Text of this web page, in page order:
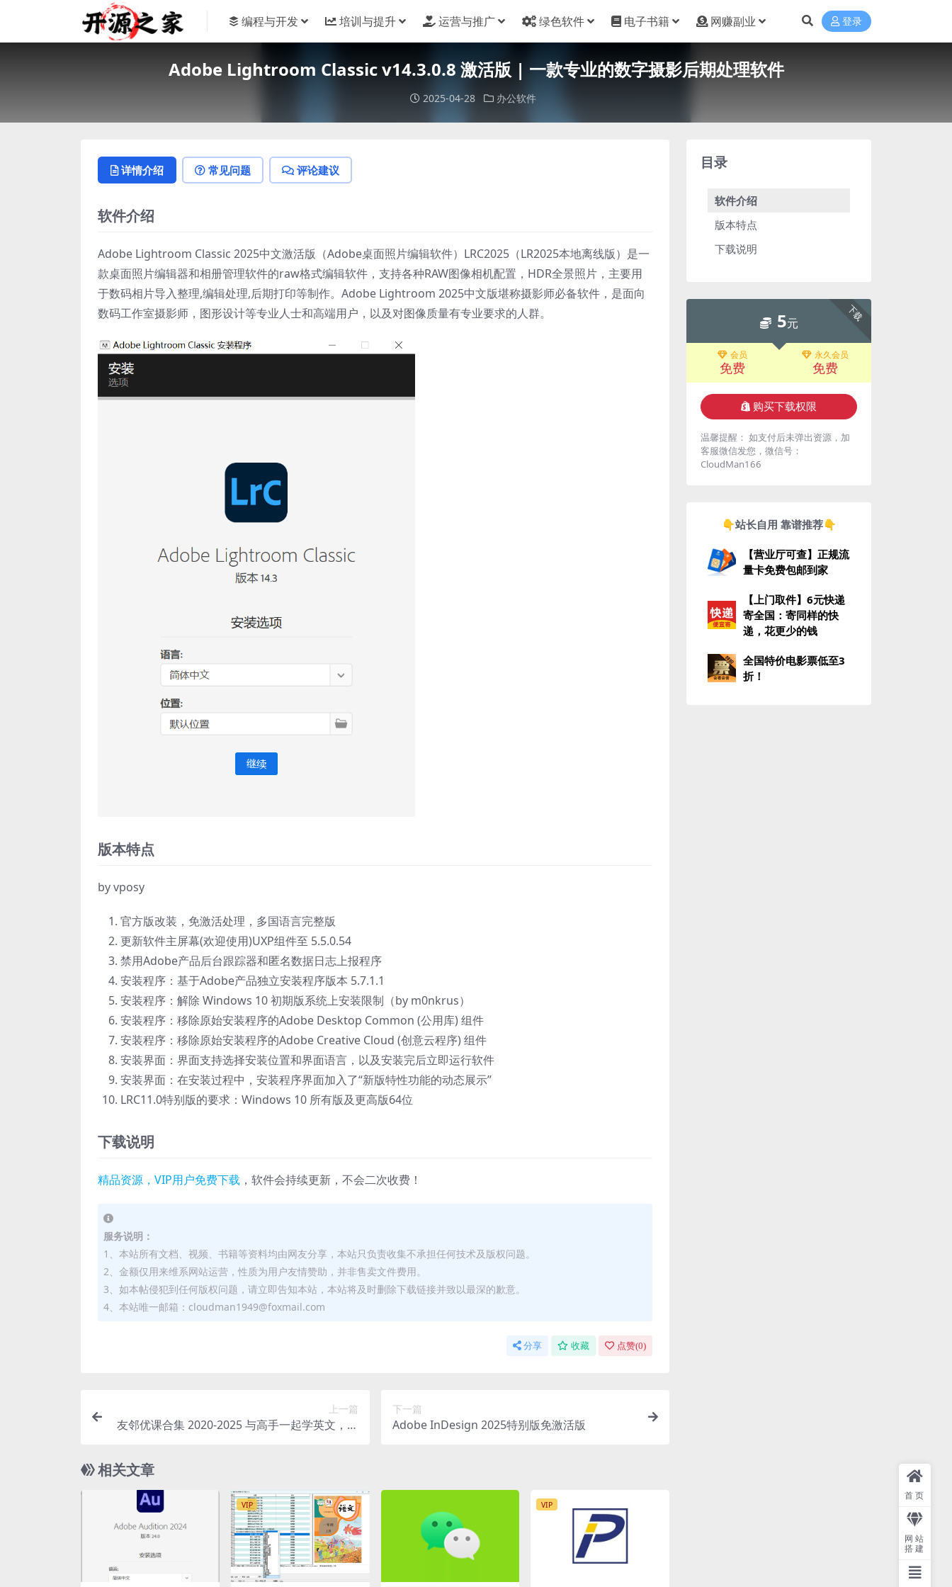
编程与开发 培训与提升 运营与推广 绿色软件 电子书籍 网赚副业 登录
Adobe Lightroom Classic v14.3.0.8 激活版 | 一款专业的数字摄影后期处理软件
2025-04-28 办公软件
详情介绍 常见问题 评论建议
软件介绍
Adobe Lightroom Classic 2025中文激活版（Adobe桌面照片编辑软件）LRC2025（LR2025本地离线版）是一
款桌面照片编辑器和相册管理软件的raw格式编辑软件，支持各种RAW图像相机配置，HDR全景照片，主要用
于数码相片导入整理,编辑处理,后期打印等制作。Adobe Lightroom 2025中文版堪称摄影师必备软件，是面向
数码工作室摄影师，图形设计等专业人士和高端用户，以及对图像质量有专业要求的人群。
版本特点
by vposy
官方版改装，免激活处理，多国语言完整版
更新软件主屏幕(欢迎使用)UXP组件至 5.5.0.54
禁用Adobe产品后台跟踪器和匿名数据日志上报程序
安装程序：基于Adobe产品独立安装程序版本 5.7.1.1
安装程序：解除 Windows 10 初期版系统上安装限制（by m0nkrus）
安装程序：移除原始安装程序的Adobe Desktop Common (公用库) 组件
安装程序：移除原始安装程序的Adobe Creative Cloud (创意云程序) 组件
安装界面：界面支持选择安装位置和界面语言，以及安装完后立即运行软件
安装界面：在安装过程中，安装程序界面加入了“新版特性功能的动态展示”
LRC11.0特别版的要求：Windows 10 所有版及更高版64位
下载说明
精品资源，VIP用户免费下载 ，软件会持续更新，不会二次收费！
服务说明：
1、本站所有文档、视频、书籍等资料均由网友分享，本站只负责收集不承担任何技术及版权问题。
2、金额仅用来维系网站运营，性质为用户友情赞助，并非售卖文件费用。
3、如本帖侵犯到任何版权问题，请立即告知本站，本站将及时删除下载链接并致以最深的歉意。
4、本站唯一邮箱：cloudman1949@foxmail.com
分享 收藏 点赞(0)
上一篇
友邻优课合集 2020-2025 与高手一起学英文，做
下一篇
Adobe InDesign 2025特别版免激活版
相关文章
VIP VIP
目录
软件介绍
版本特点
下载说明
下载
5元
会员
免费
永久会员
免费
购买下载权限
温馨提醒： 如支付后未弹出资源，加
客服微信发您，微信号：
CloudMan166
👇站长自用 靠谱推荐👇
【营业厅可查】正规流
量卡免费包邮到家
【上门取件】6元快递
寄全国：寄同样的快
递，花更少的钱
全国特价电影票低至3
折！
首页
网站
搭建